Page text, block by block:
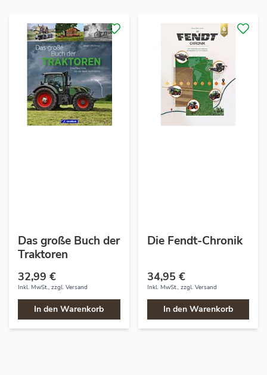
Das große Buch der
Traktoren
32,99 €
Inkl. MwSt., zzgl. Versand
In den Warenkorb
Die Fendt-Chronik
34,95 €
Inkl. MwSt., zzgl. Versand
In den Warenkorb